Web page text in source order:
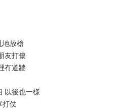
地放槍
友打傷
有道牆
以後也一樣
打仗